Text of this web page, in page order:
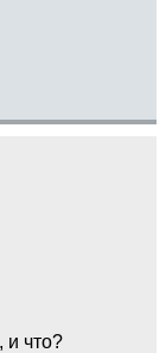
и что?